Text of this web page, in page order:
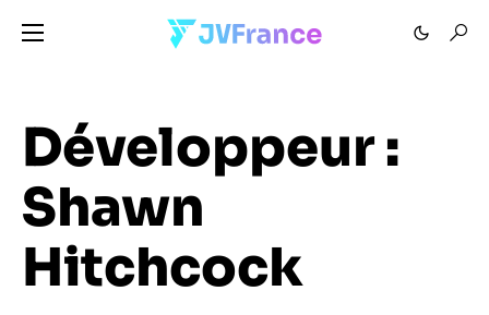
Développeur :
Shawn
Hitchcock